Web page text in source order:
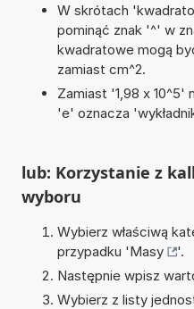
W skrótach
pominąć znak '^' w
kwadratowe mogą
zamiast cm^2.
Zamiast '1,98 x 10^5'
'e' oznacza
lub: Korzystanie z
wyboru
Wybierz właściwą
przypadku 'Masy
'.
Następnie wpisz
Wybierz z listy